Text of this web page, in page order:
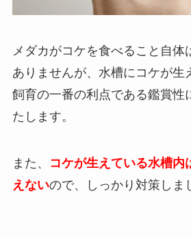
メダカがコケを食べること自体
ありませんが、水槽にコケが生
飼育の一番の利点である鑑賞性
たします。
また、
コケが生えている水槽内
えないので、しっかり対策しま